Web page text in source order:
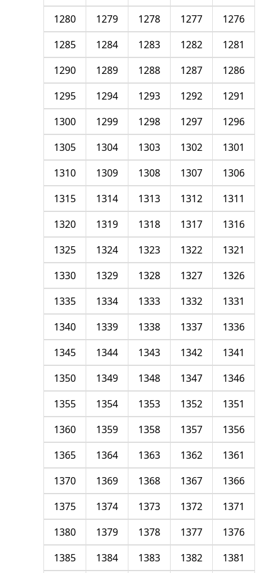
1276
1277
1278
1279
1280
1281
1282
1283
1284
1285
1286
1287
1288
1289
1290
1291
1292
1293
1294
1295
1296
1297
1298
1299
1300
1301
1302
1303
1304
1305
1306
1307
1308
1309
1310
1311
1312
1313
1314
1315
1316
1317
1318
1319
1320
1321
1322
1323
1324
1325
1326
1327
1328
1329
1330
1331
1332
1333
1334
1335
1336
1337
1338
1339
1340
1341
1342
1343
1344
1345
1346
1347
1348
1349
1350
1351
1352
1353
1354
1355
1356
1357
1358
1359
1360
1361
1362
1363
1364
1365
1366
1367
1368
1369
1370
1371
1372
1373
1374
1375
1376
1377
1378
1379
1380
1381
1382
1383
1384
1385